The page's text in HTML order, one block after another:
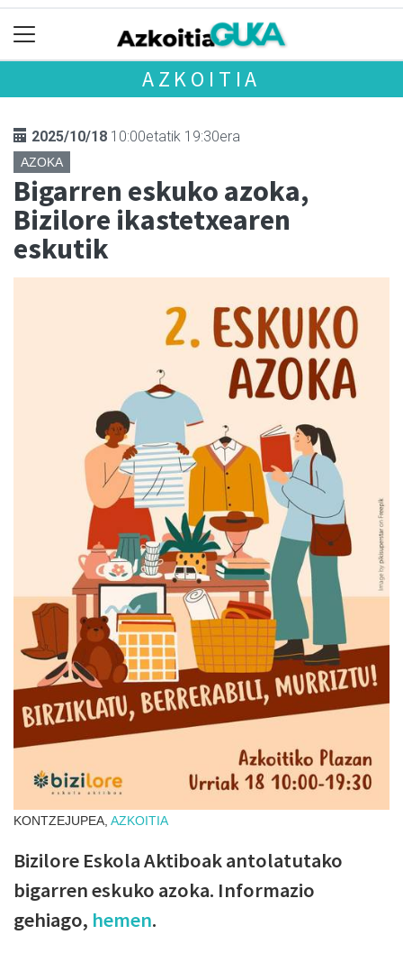
AZKOITIA
2025/10/18 10:00etatik 19:30era
AZOKA
Bigarren eskuko azoka,
Bizilore ikastetxearen
eskutik
KONTZEJUPEA, AZKOITIA
Bizilore Eskola Aktiboak antolatutako
bigarren eskuko azoka. Informazio
gehiago, hemen.